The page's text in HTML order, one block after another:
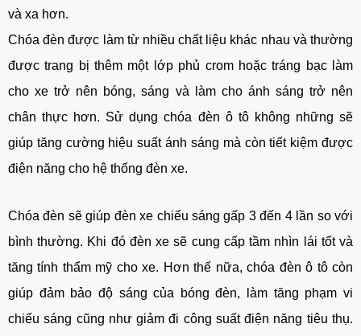
và xa hơn.
Chóa đèn được làm từ nhiều chất liệu khác nhau và thường
được trang bị thêm một lớp phủ crom hoặc tráng bạc làm
cho xe trở nên bóng, sáng và làm cho ánh sáng trở nên
chân thực hơn. Sử dụng chóa đèn ô tô không những sẽ
giúp tăng cường hiệu suất ánh sáng mà còn tiết kiệm được
điện năng cho hệ thống đèn xe.
Chóa đèn sẽ giúp đèn xe chiếu sáng gấp 3 đến 4 lần so với
bình thường. Khi đó đèn xe sẽ cung cấp tầm nhìn lái tốt và
tăng tính thẩm mỹ cho xe. Hơn thế nữa, chóa đèn ô tô còn
giúp đảm bảo độ sáng của bóng đèn, làm tăng phạm vi
chiếu sáng cũng như giảm đi công suất điện năng tiêu thụ.